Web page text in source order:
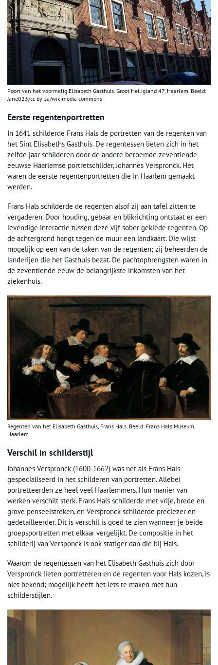
Poort van het voormalig Elisabeth Gasthuis. Groot Heiligland 47, Haarlem. Beeld:
Jane023/cc-by-sa/wikimedia commons
Eerste regentenportretten
In 1641 schilderde Frans Hals de portretten van de regenten van
het Sint Elisabeths Gasthuis. De regentessen lieten zich in het
zelfde jaar schilderen door de andere beroemde zeventiende-
eeuwse Haarlemse portretschilder, Johannes Verspronck. Het
waren de eerste regentenportretten die in Haarlem gemaakt
werden.
Frans Hals schilderde de regenten alsof zij aan tafel zitten te
vergaderen. Door houding, gebaar en blikrichting ontstaat er een
levendige interactie tussen deze vijf sober geklede regenten. Op
de achtergrond hangt tegen de muur een landkaart. Die wijst
mogelijk op een van de taken van de regenten; zij beheerden de
landerijen die het Gasthuis bezat. De pachtopbrengsten waren in
de zeventiende eeuw de belangrijkste inkomsten van het
ziekenhuis.
Regenten van het Elisabeth Gasthuis, Frans Hals. Beeld: Frans Hals Museum,
Haarlem
Verschil in schilderstijl
Johannes Verspronck (1600-1662) was net als Frans Hals
gespecialiseerd in het schilderen van portretten. Allebei
portretteerden ze heel veel Haarlemmers. Hun manier van
werken verschilt sterk. Frans Hals schilderde met vrije, brede en
grove penseelstreken, en Verspronck schilderde preciezer en
gedetailleerder. Dit is verschil is goed te zien wanneer je beide
groepsportretten met elkaar vergelijkt. De compositie in het
schilderij van Versponck is ook statiger dan die bij Hals.
Waarom de regentessen van het Elisabeth Gasthuis zich door
Verspronck lieten portretteren en de regenten voor Hals kozen, is
niet bekend; mogelijk heeft het iets te maken met hun
schilderstijlen.